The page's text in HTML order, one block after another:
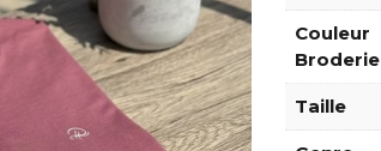
Couleur
Broderie
Taille